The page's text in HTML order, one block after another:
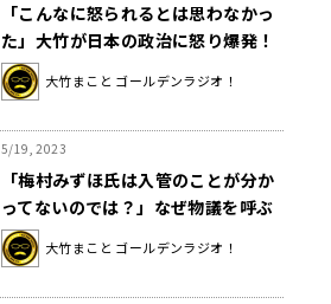
「こんなに怒られるとは思わなかっ
た」大竹が日本の政治に怒り爆発！
ゲストが思わず恐縮？
大竹まこと ゴールデンラジオ！
5/19, 2023
「梅村みずほ氏は入管のことが分か
ってないのでは？」なぜ物議を呼ぶ
発言が飛び出たのか大竹・室井がジ
ャーナリストと議論
大竹まこと ゴールデンラジオ！